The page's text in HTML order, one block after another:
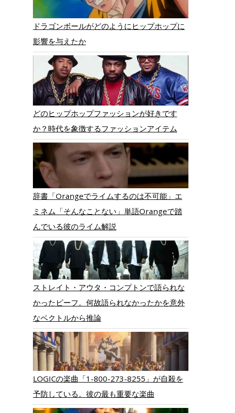
ドラゴンボールがどのようにヒップホップに
影響を与えたか
どのヒップホップファッションが好きです
か？時代を象徴するファッションアイテム
辞書「Orangeでライムするのは不可能」エ
ミネム「そんなことない」単語Orangeで踏
んでいる彼のライム解説
ストレイト・アウタ・コンプトンで語られな
かったビーフ。何故語られなかったかを意外
なベクトルから推論
LOGICの楽曲「1-800-273-8255」が自殺を
予防している。彼の最も重要な楽曲